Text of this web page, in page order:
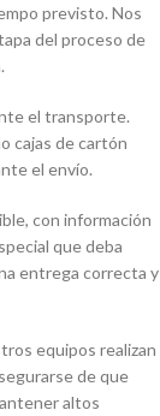
previsto. Nos
del proceso de
el transporte.
cajas de cartón
el envío.
con información
que deba
entrega correcta y
equipos realizan
de que
altos